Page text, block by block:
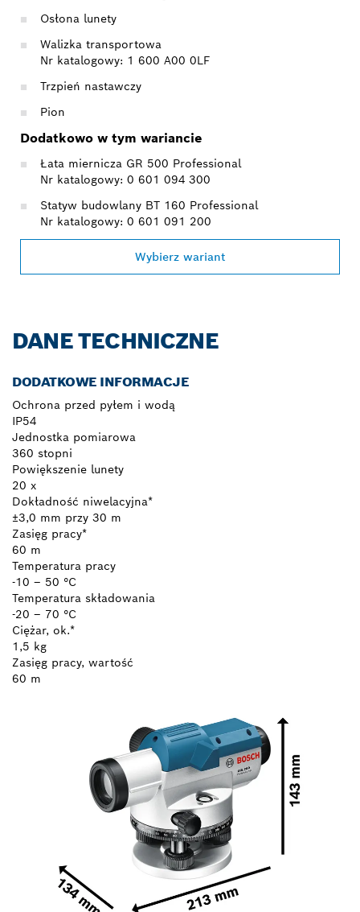
Osłona lunety
Walizka transportowa
Nr katalogowy: 1 600 A00 0LF
Trzpień nastawczy
Pion
Dodatkowo w tym wariancie
Łata miernicza GR 500 Professional
Nr katalogowy: 0 601 094 300
Statyw budowlany BT 160 Professional
Nr katalogowy: 0 601 091 200
Wybierz wariant
DANE TECHNICZNE
DODATKOWE INFORMACJE
Ochrona przed pyłem i wodą
IP54
Jednostka pomiarowa
360 stopni
Powiększenie lunety
20 x
Dokładność niwelacyjna*
±3,0 mm przy 30 m
Zasięg pracy*
60 m
Temperatura pracy
-10 – 50 °C
Temperatura składowania
-20 – 70 °C
Ciężar, ok.*
1,5 kg
Zasięg pracy, wartość
60 m